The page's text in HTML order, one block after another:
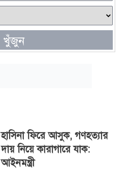
খুঁজুন
হাসিনা ফিরে আসুক, গণহত্যার
দায় নিয়ে কারাগারে যাক:
আইনমন্ত্রী